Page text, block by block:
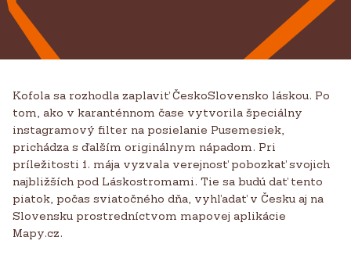
KONTAKTY
CZ SK EN
Kofola sa rozhodla zaplaviť ČeskoSlovensko láskou. Po
tom, ako v karanténnom čase vytvorila špeciálny
instagramový filter na posielanie Pusemesiek,
prichádza s ďalším originálnym nápadom. Pri
príležitosti 1. mája vyzvala verejnosť pobozkať svojich
najbližších pod Láskostromami. Tie sa budú dať tento
piatok, počas sviatočného dňa, vyhľadať v Česku aj na
Slovensku prostredníctvom mapovej aplikácie
Mapy.cz.